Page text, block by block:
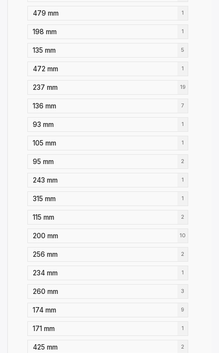
479 mm 1
198 mm 1
135 mm 5
472 mm 1
237 mm 19
136 mm 7
93 mm 1
105 mm 1
95 mm 2
243 mm 1
315 mm 1
115 mm 2
200 mm 10
256 mm 2
234 mm 1
260 mm 3
174 mm 9
171 mm 1
425 mm 2